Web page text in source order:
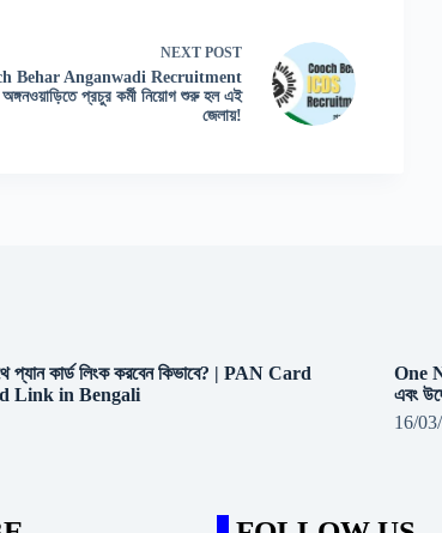
NEXT POST
Behar Anganwadi Recruitment
প্রচুর কর্মী নিয়োগ শুরু হল এই
জেলায়!
প্যান কার্ড লিংক করবেন কিভাবে? | PAN Card
Link in Bengali
One
এবং
16/